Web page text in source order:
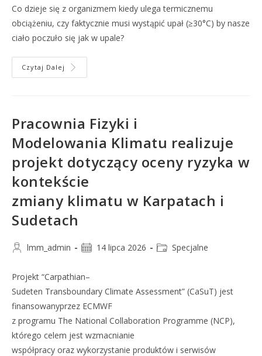
Co dzieje się z organizmem kiedy ulega termicznemu
obciążeniu, czy faktycznie musi wystąpić upał (≥30°C) by nasze
ciało poczuło się jak w upale?
Czytaj Dalej
Pracownia Fizyki i
Modelowania Klimatu realizuje
projekt dotyczący oceny ryzyka w
kontekście
zmiany klimatu w Karpatach i
Sudetach
lmm_admin 14 lipca 2026 Specjalne
Projekt “Carpathian–
Sudeten Transboundary Climate Assessment” (CaSuT) jest
finansowanyprzez ECMWF
z programu The National Collaboration Programme (NCP),
którego celem jest wzmacnianie
współpracy oraz wykorzystanie produktów i serwisów